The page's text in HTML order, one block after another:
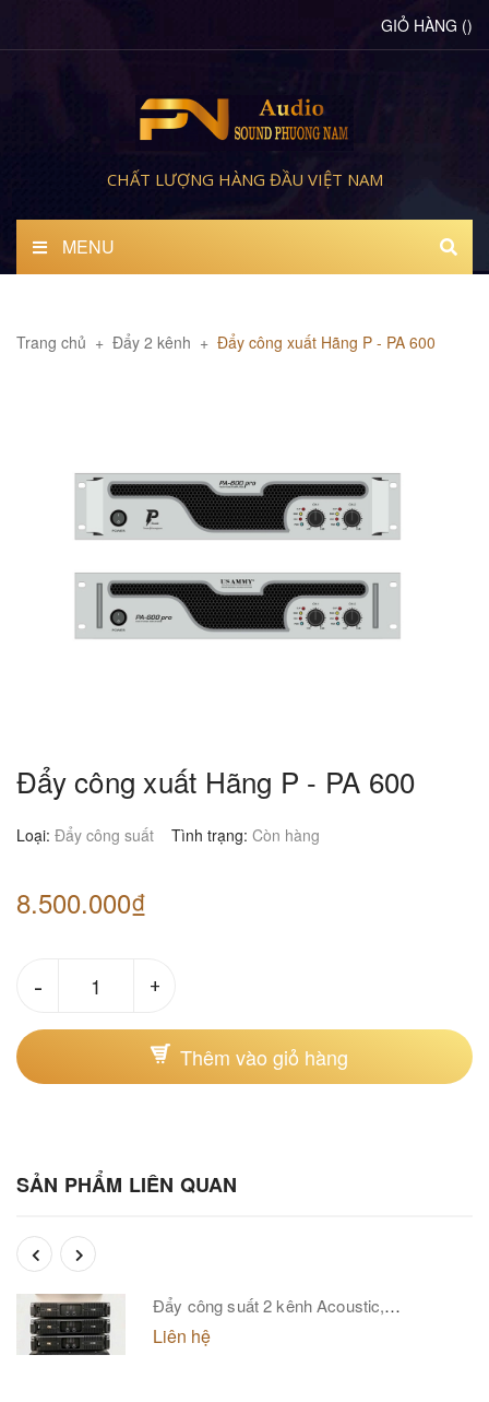
GIỎ HÀNG ()
CHẤT LƯỢNG HÀNG ĐẦU VIỆT NAM
MENU
Trang chủ + Đẩy 2 kênh + Đẩy công xuất Hãng P - PA 600
Đẩy công xuất Hãng P - PA 600
Loại: Đẩy công suất Tình trạng: Còn hàng
8.500.000₫
- +
Thêm vào giỏ hàng
SẢN PHẨM LIÊN QUAN
Đẩy công suất 2 kênh Acoustic,
model:P1000 PLUS
Liên hệ